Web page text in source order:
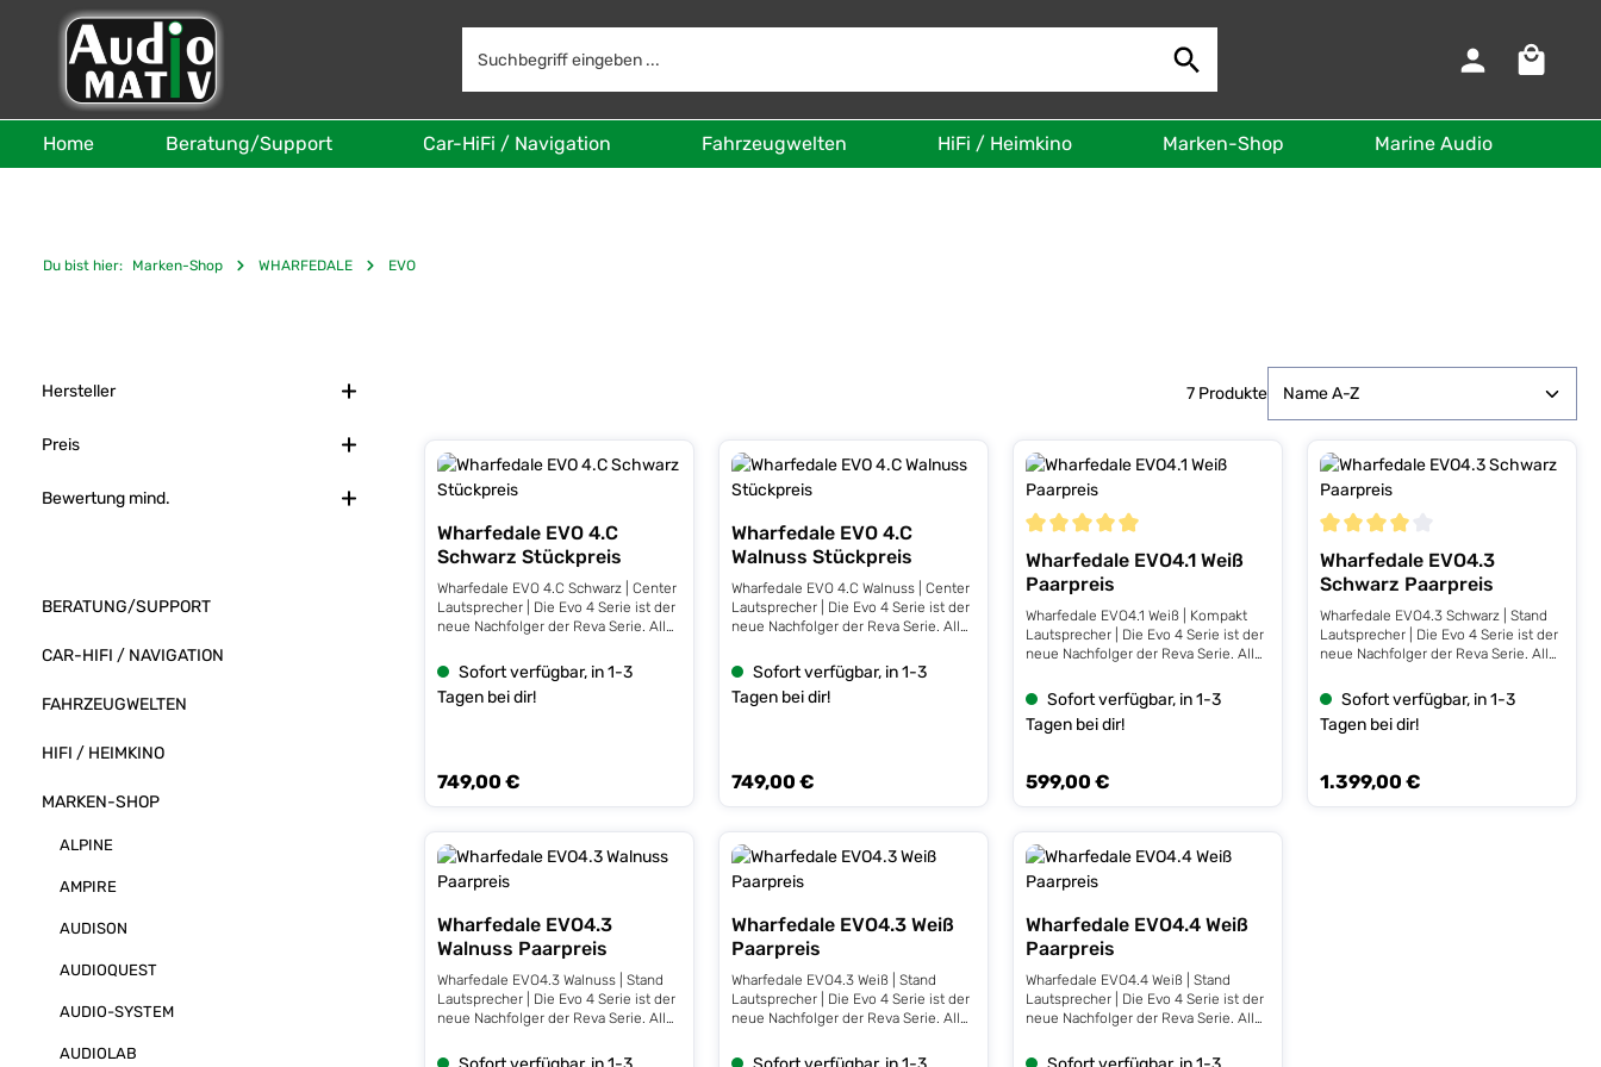
Hauptinhalt springen
Zur Suche springen
Zur Hauptnavigation springen
Home Beratung/Support Car-HiFi / Navigation Fahrzeugwelten HiFi / Heimkino Marken-Shop Marine Audio
Du bist hier: Marken-Shop WHARFEDALE EVO
Hersteller
Preis
Bewertung mind.
BERATUNG/SUPPORT
CAR-HIFI / NAVIGATION
FAHRZEUGWELTEN
HIFI / HEIMKINO
MARKEN-SHOP
ALPINE
AMPIRE
AUDISON
AUDIOQUEST
AUDIO-SYSTEM
AUDIOLAB
7 Produkte
Wharfedale EVO 4.C
Schwarz Stückpreis
Wharfedale EVO 4.C Schwarz | Center
Lautsprecher | Die Evo 4 Serie ist der
neue Nachfolger der Reva Serie. Alle
einem neuen AMT Hochtöner
ausgestattet und sorgen damit für
eine detailreiche Auflösung.
Mittelton-Treiber 30x60mm AMT
Verstärkerleistung 4 Ohm Impedanz
Frequenzbereich 48Hz-22kHz
Abmessungen (HxBxT) 245 x 750 x
(340+10) mm Gewicht 15,8kg
Sofort verfügbar, in 1-3
Tagen bei dir!
Regulärer Preis:
749,00 €
Wharfedale EVO 4.C
Walnuss Stückpreis
Wharfedale EVO 4.C Walnuss | Center
Lautsprecher | Die Evo 4 Serie ist der
neue Nachfolger der Reva Serie. Alle
einem neuen AMT Hochtöner
ausgestattet und sorgen damit für
eine detailreiche Auflösung.
Mittelton-Treiber 30x60mm AMT
Verstärkerleistung 4 Ohm Impedanz
Frequenzbereich 48Hz-22kHz
Abmessungen (HxBxT) 245 x 750 x
(340+10) mm Gewicht 15,8kg
Sofort verfügbar, in 1-3
Tagen bei dir!
Regulärer Preis:
749,00 €
Durchschnittliche Bewertung von 5 von 5 Sternen
Wharfedale EVO4.1 Weiß
Paarpreis
Wharfedale EVO4.1 Weiß | Kompakt
Lautsprecher | Die Evo 4 Serie ist der
neue Nachfolger der Reva Serie. Alle
einem neuen AMT Hochtöner
ausgestattet und sorgen damit für
eine detailreiche Auflösung.
Aufstellung möglich durch Bassreflex
im Sockel 1 x 130 mm Basstreiber
Wirkungsgrad 25 - 100Watt
empfohlene Verstärkerleistung 4
Ohm Impedanz Frequenzbereich
335 x 210 x (285+10) mm Gewicht
pro Lautsprecher 8 kg Paarpreis
Sofort verfügbar, in 1-3
Tagen bei dir!
Regulärer Preis:
599,00 €
Durchschnittliche Bewertung von 4
Wharfedale EVO4.3
Schwarz Paarpreis
Wharfedale EVO4.3 Schwarz | Stand
Lautsprecher | Die Evo 4 Serie ist der
neue Nachfolger der Reva Serie. Alle
einem neuen AMT Hochtöner
ausgestattet und sorgen damit für
eine detailreiche Auflösung.
Aufstellung möglich durch Bassreflex
im Sockel 2 x 130 mm Bass-Treiber 1
Sofort verfügbar, in 1-3
Tagen bei dir!
Regulärer Preis:
1.399,00 €
Wharfedale EVO4.3
Walnuss Paarpreis
Wharfedale EVO4.3 Walnuss | Stand
Lautsprecher | Die Evo 4 Serie ist der
neue Nachfolger der Reva Serie. Alle
einem neuen AMT Hochtöner
Wharfedale EVO4.3 Weiß
Paarpreis
Wharfedale EVO4.3 Weiß | Stand
Lautsprecher | Die Evo 4 Serie ist der
neue Nachfolger der Reva Serie. Alle
einem neuen AMT Hochtöner
Wharfedale EVO4.4 Weiß
Paarpreis
Wharfedale EVO4.4 Weiß | Stand
Lautsprecher | Die Evo 4 Serie ist der
neue Nachfolger der Reva Serie. Alle
einem neuen AMT Hochtöner